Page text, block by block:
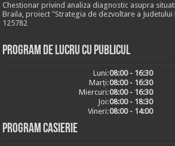
Chestionar privind analiza diagnostic asupra
Braila, proiect "Strategia de dezvoltare a Judetului
125782
Program de lucru cu publicul
Luni:08:00 - 16:30
Marți:08:00 - 16:30
Miercuri:08:00 - 16:30
Joi:08:00 - 18:30
Vineri:08:00 - 14:00
Program casierie